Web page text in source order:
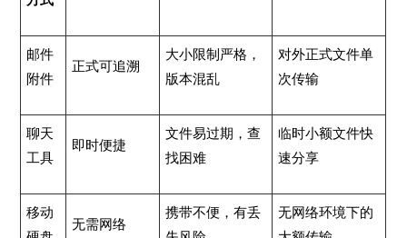
邮件
附件
正式可追溯
大小限制严格，
版本混乱
对外正式文件单
次传输
聊天
工具
即时便捷
文件易过期，查
找困难
临时小额文件快
速分享
移动
无需网络
携带不便，有丢
无网络环境下的